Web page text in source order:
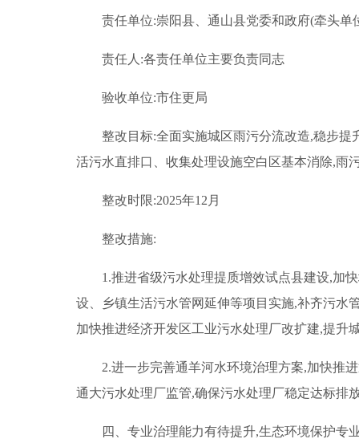
责任单位:崇阳县、通山县党委和政府(牵头单
责任人:各责任单位主要负责同志
验收单位:市住更局
整改目标:全面实施城区雨污分流改造,稳步提
活污水直排口、收集处理设施空白区基本消除,雨
整改时限:2025年12月
整改措施:
1.推进省级污水处理提质增效试点县建设,加
设、乡镇生活污水管网延伸等项目实施,补齐污水
加快推进经济开发区工业污水处理厂改扩建,提升
2.进一步完善通羊河水环境治理方案,加快推
通大污水处理厂监管,确保污水处理厂稳定达标排
四、专业治理能力有待提升,生态环境保护专